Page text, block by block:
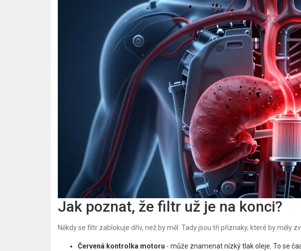
Jak poznat, že filtr už je na konci?
Někdy se filtr zablokuje dřív, než by měl. Tady jsou tři příznaky, které by měly
Červená kontrolka motoru - může znamenat nízký tlak oleje. To se